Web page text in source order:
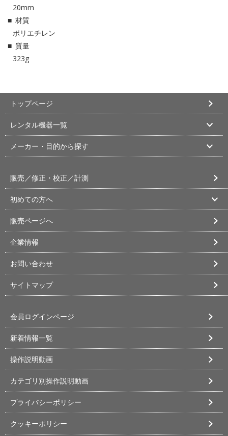
20mm
材質
ポリエチレン
質量
323g
トップページ
レンタル機器一覧
メーカー・目的から探す
販売／修正・校正／計測
初めての方へ
販売ページへ
企業情報
お問い合わせ
サイトマップ
会員ログインページ
新着情報一覧
操作説明動画
カテゴリ別操作説明動画
プライバシーポリシー
クッキーポリシー